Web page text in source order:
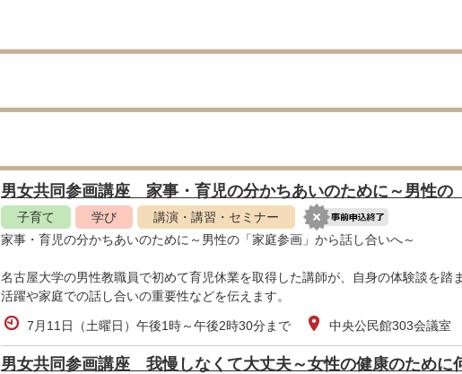
男女共同参画講座 家事・育児の分かちあいのために～男性の
子育て 学び
講演・講習・セミナー
家事・育児の分かちあいのために～男性の「家庭参画」から話し合いへ～
名古屋大学の男性教職員で初めて育児休業を取得した講師が、自身の体験談を踏
活躍や家庭での話し合いの重要性などを伝えます。
7月11日（土曜日）午後1時～午後2時30分まで 中央公民館303会議室
男女共同参画講座 我慢しなくて大丈夫～女性の健康のために